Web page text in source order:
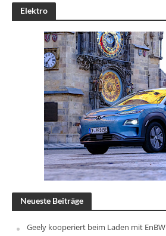
Elektro
Neueste Beiträge
Geely kooperiert beim Laden mit EnBW